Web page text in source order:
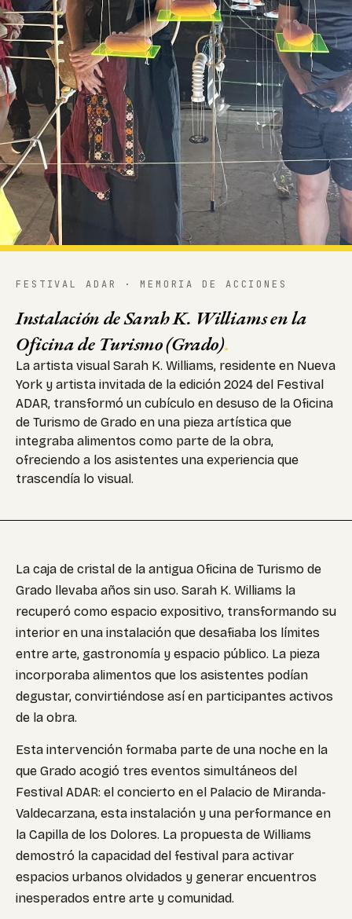
FESTIVAL ADAR · MEMORIA DE ACCIONES
Instalación de Sarah K. Williams en la
Oficina de Turismo (Grado).
La artista visual Sarah K. Williams, residente en Nueva
York y artista invitada de la edición 2024 del Festival
ADAR, transformó un cubículo en desuso de la Oficina
de Turismo de Grado en una pieza artística que
integraba alimentos como parte de la obra,
ofreciendo a los asistentes una experiencia que
trascendía lo visual.
La caja de cristal de la antigua Oficina de Turismo de
Grado llevaba años sin uso. Sarah K. Williams la
recuperó como espacio expositivo, transformando su
interior en una instalación que desafiaba los límites
entre arte, gastronomía y espacio público. La pieza
incorporaba alimentos que los asistentes podían
degustar, convirtiéndose así en participantes activos
de la obra.
Esta intervención formaba parte de una noche en la
que Grado acogió tres eventos simultáneos del
Festival ADAR: el concierto en el Palacio de Miranda-
Valdecarzana, esta instalación y una performance en
la Capilla de los Dolores. La propuesta de Williams
demostró la capacidad del festival para activar
espacios urbanos olvidados y generar encuentros
inesperados entre arte y comunidad.